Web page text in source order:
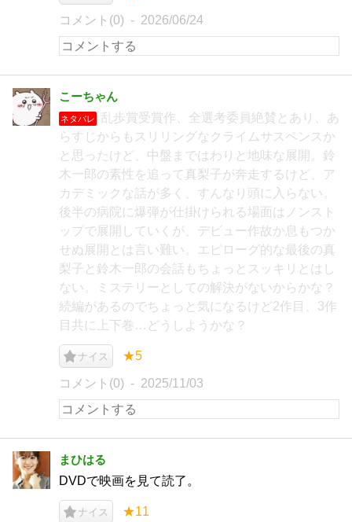
コメント(0) 2026/06/24
こーちゃん
ネタバレ
乱歩賞受賞作、全選考委員絶賛とあり、あ
らすじからもスリリングなクライムサスペンスか
と思ったけど、中盤まではわりと地味な展開。鈴
木一郎の素性を追って真梨子が奔走するけど、ア
カデミックな話が多く、すんなり頭に入らない。
後半の病院に爆弾が仕掛けられる場面はノンスト
ップで展開していくが、デビュー作故か息もつか
せぬ展開とは言い難い。エピローグ的な最後の真
梨子と鈴木一郎の会話もちょっとスッキリとはし
ない。ミステリーとしての解決がないからかな？
続編があるのでちょっと気になるけど2作目、3作
目共に上下巻…どうしようかな？
ナイス ★5
コメント(0) 2025/11/03
まひはる
DVDで映画を見て読了。
ナイス ★11